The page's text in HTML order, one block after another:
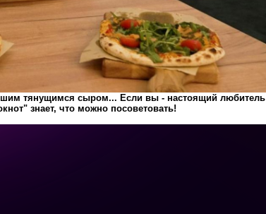
тянущимся сыром... Если вы - настоящий любитель
знает, что можно посоветовать!